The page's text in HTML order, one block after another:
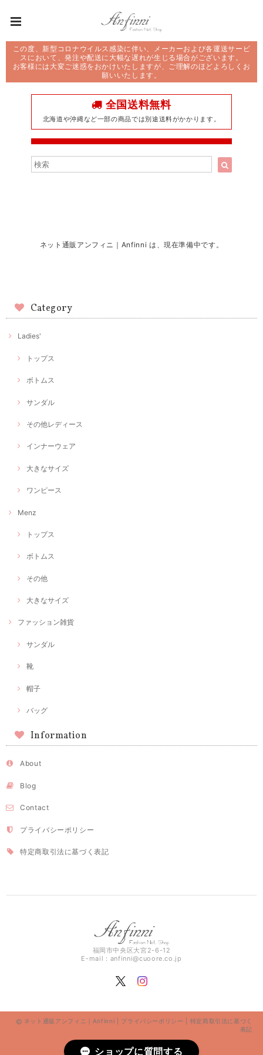
この度、新型コロナウイルス感染に伴い、メーカーおよび各運送サービ
スにおいて、発注や配送に大幅な遅れが生じる場合がございます。
お客様には大変ご迷惑をおかけいたしますが、ご理解のほどよろしくお
願いいたします。
全国送料無料
北海道や沖縄など一部の商品では別途送料がかかります。
ネット通販アンフィニ｜Anfinni は、現在準備中です。
Category
Ladies'
トップス
ボトムス
サンダル
その他レディース
インナーウェア
大きなサイズ
ワンピース
Menz
トップス
ボトムス
その他
大きなサイズ
ファッション雑貨
サンダル
靴
帽子
バッグ
Information
About
Blog
Contact
プライバシーポリシー
特定商取引法に基づく表記
福岡市中央区大宮2-6-12
E-mail： anfinni@cuoore.co.jp
ネット通販アンフィニ｜Anfinni | プライバシーポリシー
特定商取引法に基づく
表記
ショップに質問する